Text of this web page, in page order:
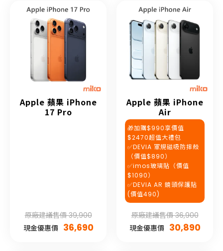
Apple 蘋果 iPhone
17 Pro
原廠建議售價 39,900
現金優惠價 36,690
Apple 蘋果 iPhone
Air
🎁加購$990享價值
$2470超值大禮包
✅DEVIA 軍規磁吸防摔殼
（價值$890）
✅imos玻璃貼（價值
$1090）
✅DEVIA AR 鏡頭保護貼
(價值490)
原廠建議售價 36,900
現金優惠價 30,890